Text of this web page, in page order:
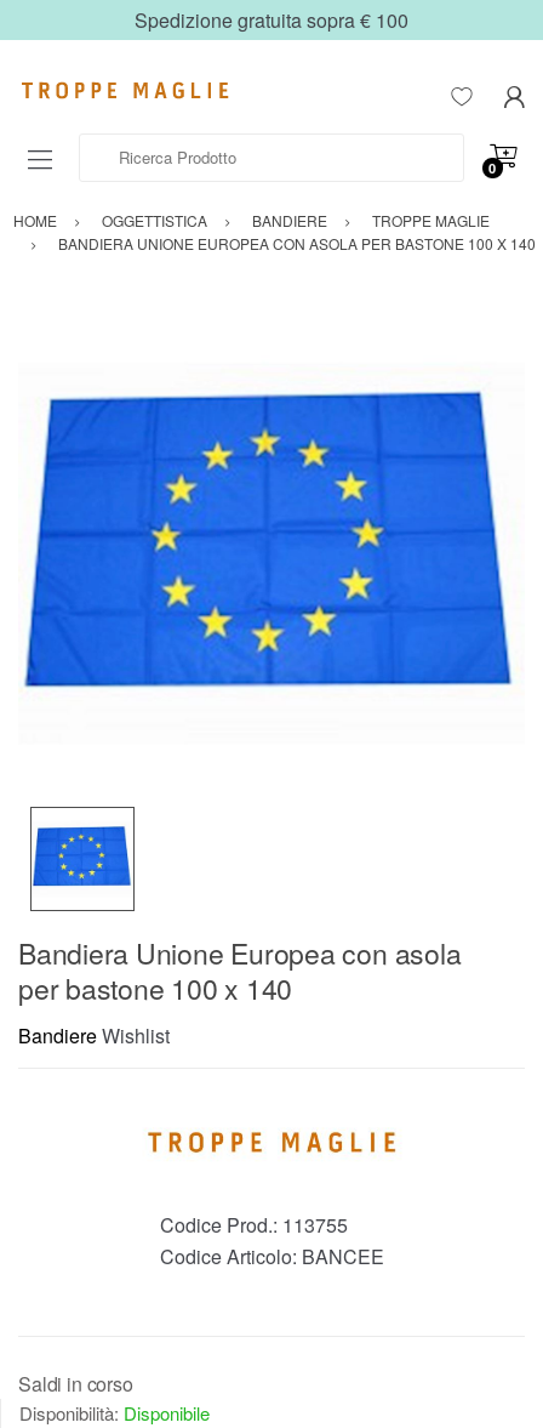
Spedizione gratuita sopra € 100
0
HOME OGGETTISTICA BANDIERE
TROPPE MAGLIE
BANDIERA UNIONE EUROPEA CON ASOLA PER BASTONE 100 X 140
Bandiera Unione Europea con asola
per bastone 100 x 140
BandiereWishlist
Codice Prod.: 113755
Codice Articolo: BANCEE
Saldi in corso
Disponibilità: Disponibile